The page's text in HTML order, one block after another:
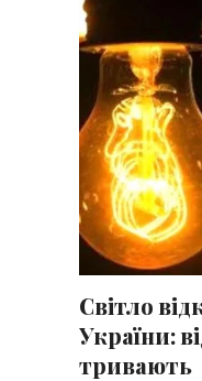
Світло
України:
тривають